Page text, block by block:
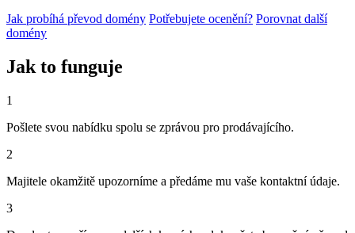
Jak probíhá převod domény Potřebujete ocenění? Porovnat další
domény
Jak to funguje
1
Pošlete svou nabídku spolu se zprávou pro prodávajícího.
2
Majitele okamžitě upozorníme a předáme mu vaše kontaktní údaje.
3